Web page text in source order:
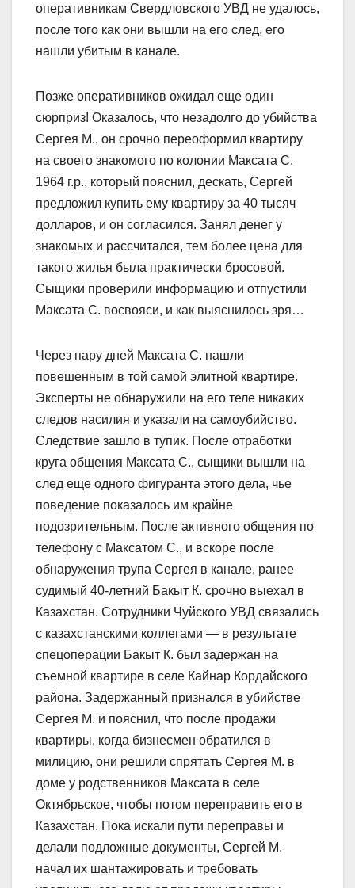
оперативникам Свердловского УВД не удалось,
после того как они вышли на его след, его
нашли убитым в канале.
Позже оперативников ожидал еще один
сюрприз! Оказалось, что незадолго до убийства
Сергея М., он срочно переоформил квартиру
на своего знакомого по колонии Максата С.
1964 г.р., который пояснил, дескать, Сергей
предложил купить ему квартиру за 40 тысяч
долларов, и он согласился. Занял денег у
знакомых и рассчитался, тем более цена для
такого жилья была практически бросовой.
Сыщики проверили информацию и отпустили
Максата С. восвояси, и как выяснилось зря…
Через пару дней Максата С. нашли
повешенным в той самой элитной квартире.
Эксперты не обнаружили на его теле никаких
следов насилия и указали на самоубийство.
Следствие зашло в тупик. После отработки
круга общения Максата С., сыщики вышли на
след еще одного фигуранта этого дела, чье
поведение показалось им крайне
подозрительным. После активного общения по
телефону с Максатом С., и вскоре после
обнаружения трупа Сергея в канале, ранее
судимый 40-летний Бакыт К. срочно выехал в
Казахстан. Сотрудники Чуйского УВД связались
с казахстанс­кими коллегами — в результате
спецоперации Бакыт К. был задержан на
съемной квартире в селе Кайнар Кордайского
района. Задержанный признался в убийстве
Сергея М. и пояснил, что после продажи
квартиры, когда бизнесмен обратился в
милицию, они решили спрятать Сергея М. в
доме у родственников Максата в селе
Октябрьское, чтобы потом переправить его в
Казахстан. Пока искали пути переправы и
делали подложные документы, Сергей М.
начал их шантажировать и требовать